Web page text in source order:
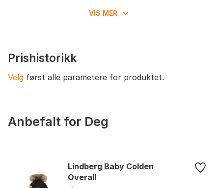
VIS MER
Prishistorikk
Velg først alle parametere for produktet.
Anbefalt for Deg
Lindberg Baby Colden
Overall